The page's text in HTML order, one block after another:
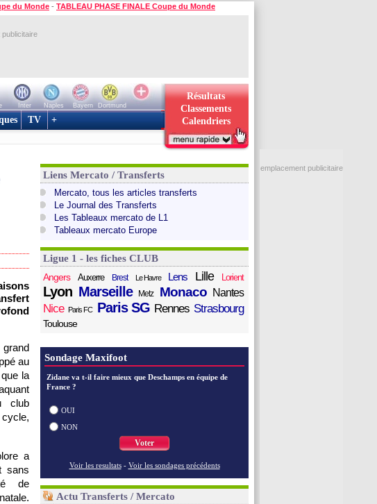
du Monde - TABLEAU PHASE FINALE Coupe du Monde
Inter Naples Bayern
Dortmund
Résultats
Classements
Calendriers
TV +
au
la
club
a
sans
de
Liens Mercato / Transferts
Mercato, tous les articles transferts
Le Journal des Transferts
Les Tableaux mercato de L1
Tableaux mercato Europe
Ligue 1 - les fiches CLUB
Angers
Auxerre Brest Le Havre Lens Lille Lorient
Lyon Marseille Metz Monaco Nantes
Nice Paris FC Paris SG Rennes Strasbourg
Toulouse
Sondage Maxifoot
Zidane va t-il faire mieux que Deschamps en équipe de
France ?
OUI
NON
Voter
Voir les resultats - Voir les sondages précédents
Actu Transferts / Mercato
emplacement publicitaire